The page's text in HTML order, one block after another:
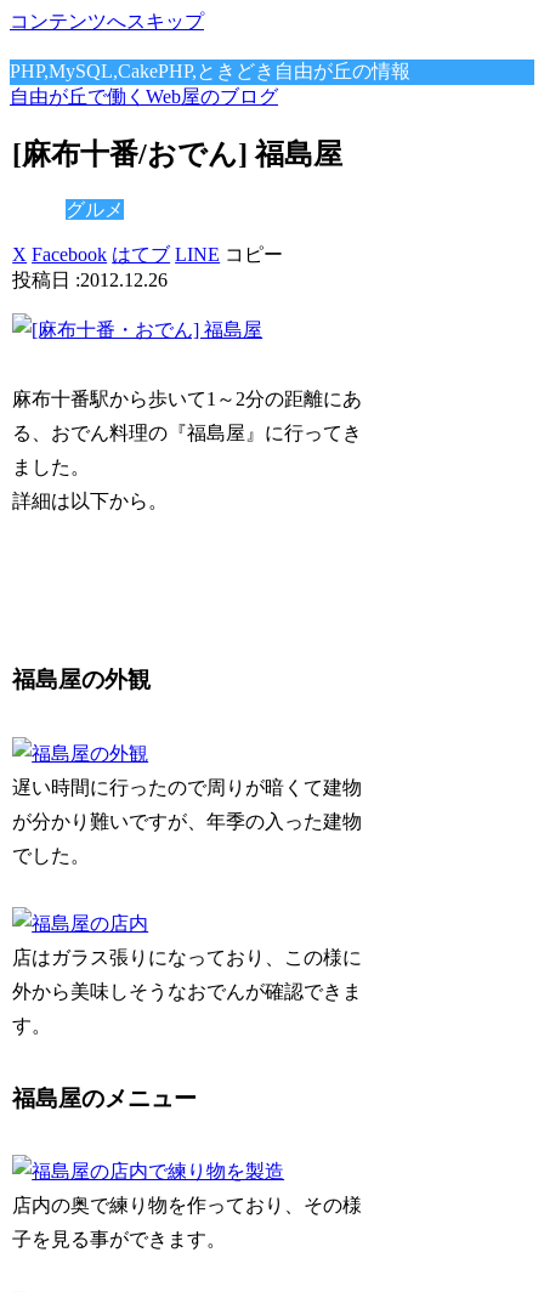
コンテンツへスキップ
PHP,MySQL,CakePHP,ときどき自由が丘の情報
自由が丘で働くWeb屋のブログ
[麻布十番/おでん] 福島屋
グルメ
X Facebook はてブ LINE コピー
2012.12.26
麻布十番駅から歩いて1～2分の距離にあ
る、おでん料理の『福島屋』に行ってき
ました。
詳細は以下から。
福島屋の外観
遅い時間に行ったので周りが暗くて建物
が分かり難いですが、年季の入った建物
でした。
店はガラス張りになっており、この様に
外から美味しそうなおでんが確認できま
す。
福島屋のメニュー
店内の奥で練り物を作っており、その様
子を見る事ができます。